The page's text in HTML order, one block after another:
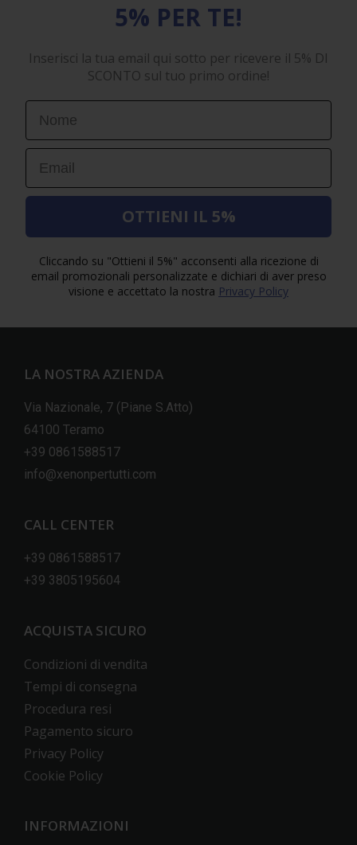
5% PER TE!
Inserisci la tua email qui sotto per ricevere il 5% DI
SCONTO sul tuo primo ordine!
First Name
Email
OTTIENI IL 5%
Cliccando su "Ottieni il 5%" acconsenti alla ricezione di
email promozionali personalizzate e dichiari di aver preso
visione e accettato la nostra Privacy Policy
LA NOSTRA AZIENDA
Via Nazionale, 7 (Piane S.Atto)
64100 Teramo
+39 0861588517
info@xenonpertutti.com
CALL CENTER
+39 0861588517
+39 3805195604
ACQUISTA SICURO
Condizioni di vendita
Tempi di consegna
Procedura resi
Pagamento sicuro
Privacy Policy
Cookie Policy
INFORMAZIONI